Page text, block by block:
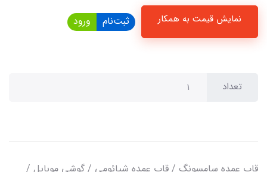
نمایش قیمت به همکار ثبت‌نام ورود
تعداد
قاب عمده سامسونگ / قاب عمده شیائومی / گوشی موبایل /